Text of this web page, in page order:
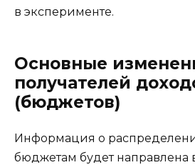
в эксперименте.
Основные
получателей
(бюджетов)
Информация о
бюджетам будет направлена